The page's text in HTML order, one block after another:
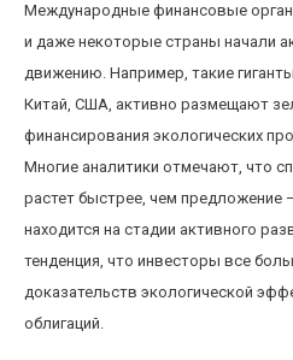
Международные финансовые
и даже некоторые страны начали
движению. Например, такие
Китай, США, активно размещают
финансирования экологических
Многие аналитики отмечают, что
растет быстрее, чем предложение
находится на стадии активного
тенденция, что инвесторы все
доказательств экологической
облигаций.